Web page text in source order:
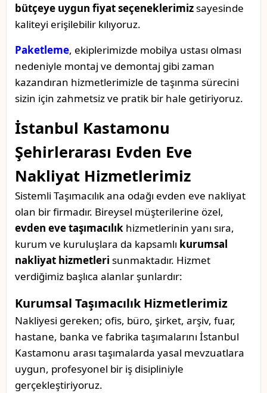
bütçeye uygun fiyat seçeneklerimizsayesinde
kaliteyi erişilebilir kılıyoruz.
Paketleme, ekiplerimizde mobilya ustası olması
nedeniyle montaj ve demontaj gibi zaman
kazandıran hizmetlerimizle de taşınma sürecini
sizin için zahmetsiz ve pratik bir hale getiriyoruz.
İstanbul Kastamonu
Şehirlerarası Evden Eve
Nakliyat Hizmetlerimiz
Sistemli Taşımacılık ana odağı evden eve nakliyat
olan bir firmadır. Bireysel müşterilerine özel,
evden eve taşımacılık hizmetlerinin yanı sıra,
kurum ve kuruluşlara da kapsamlı kurumsal
nakliyat hizmetleri sunmaktadır. Hizmet
verdiğimiz başlıca alanlar şunlardır:
Kurumsal Taşımacılık Hizmetlerimiz
Nakliyesi gereken; ofis, büro, şirket, arşiv, fuar,
hastane, banka ve fabrika taşımalarını İstanbul
Kastamonu arası taşımalarda yasal mevzuatlara
uygun, profesyonel bir iş disipliniyle
gerçekleştiriyoruz.